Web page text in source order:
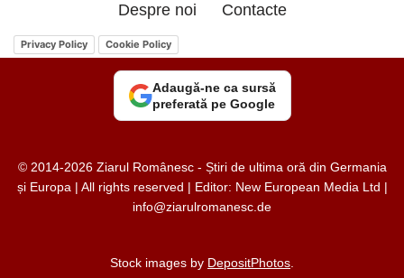
Despre noi Contacte
Privacy Policy Cookie Policy
Adaugă-ne ca sursă
preferată pe Google
© 2014-2026 Ziarul Românesc - Știri de ultima oră din Germania
și Europa | All rights reserved | Editor: New European Media Ltd |
info@ziarulromanesc.de
Stock images by DepositPhotos